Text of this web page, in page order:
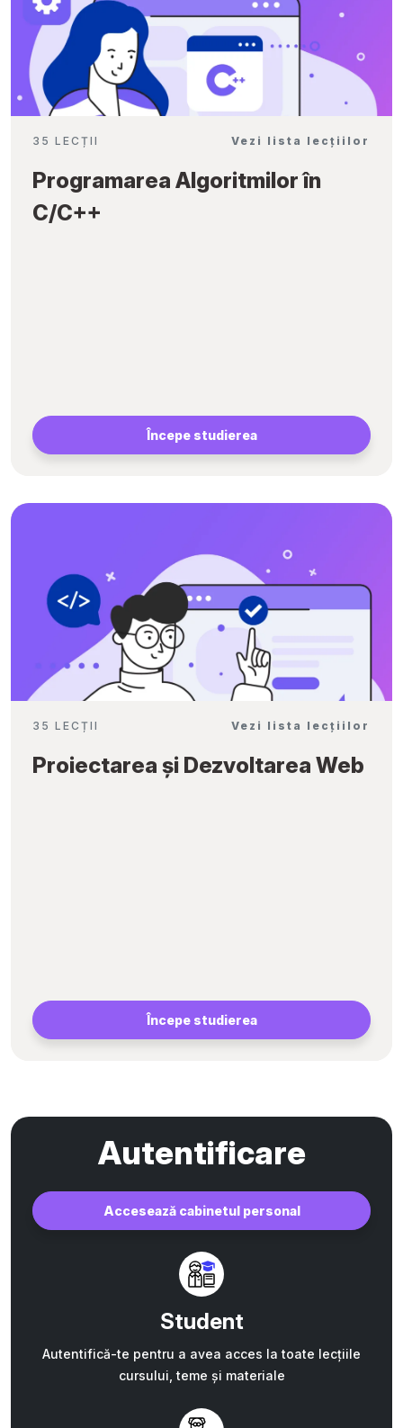
35 LECȚII Vezi lista lecțiilor
Programarea Algoritmilor în
C/C++
Începe studierea
35 LECȚII Vezi lista lecțiilor
Proiectarea și Dezvoltarea Web
Începe studierea
Autentificare
Accesează cabinetul personal
Student
Autentifică-te pentru a avea acces la toate lecțiile
cursului, teme și materiale